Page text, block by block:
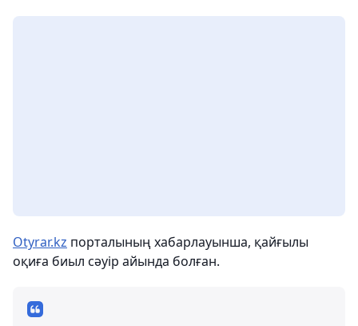
Otyrar.kz порталының хабарлауынша, қайғылы
оқиға биыл сәуір айында болған.